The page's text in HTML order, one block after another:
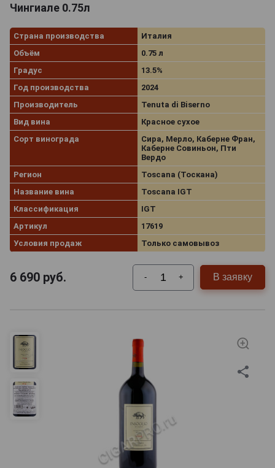
Чингиале 0.75л
Страна производства
Италия
Объём
0.75 л
Градус
13.5%
Год производства
2024
Производитель
Tenuta di Biserno
Вид вина
Красное сухое
Сорт винограда
Сира, Мерло, Каберне Фран,
Каберне Совиньон, Пти
Вердо
Регион
Toscana (Тоскана)
Название вина
Toscana IGT
Классификация
IGT
Артикул
17619
Условия продаж
Только самовывоз
6 690 руб. - + В заявку